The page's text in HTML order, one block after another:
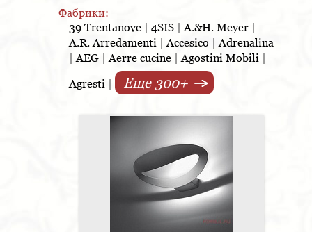
изумительной продукции Artemide. За время работы
фабрики её продукция получила мировое признание,
подтверждённое наградами на различных
международных выставках.
Светильники Artemide – это культовые осветительные
приборы, это абсолютно новые, разработанные
известными дизайнерами, концептуальные проекты,
качества. Каждая новая модель Artemide – это
Например, торшер Ilio – потрясающая дизайнерская
находка, воплощённая в удивительно эргономичной
модели. Торшер изготовлен из алюминия – лёгкая и
прочная его конструкция позволяет без труда
переносить светильник в нужное место.
Фабрики:
39 Trentanove
4SIS A.&H. Meyer
A.R. Arredamenti
Accesico
Adrenalina
AEG Aerre cucine Agostini Mobili
Agresti Еще 300+